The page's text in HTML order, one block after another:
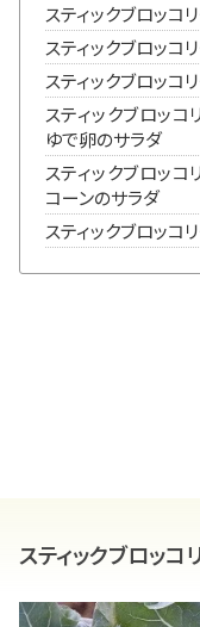
スティックブロッコ
スティックブロッコ
スティックブロッコ
スティックブロッ
ゆで卵のサラダ
スティックブロッ
コーンのサラダ
スティックブロッコ
スティックブロッコ